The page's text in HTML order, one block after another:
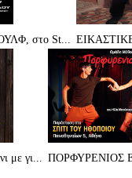
στο St...
με γι... ΠΟΡΦΥΡΕΝΙΟΣ